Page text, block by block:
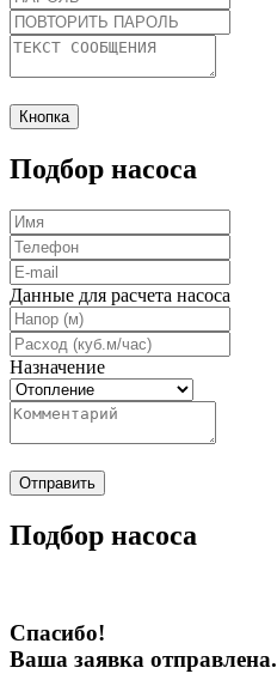
Кнопка
Подбор насоса
Данные для расчета насоса
Назначение
Отправить
Подбор насоса
Спасибо!
Ваша заявка отправлена.